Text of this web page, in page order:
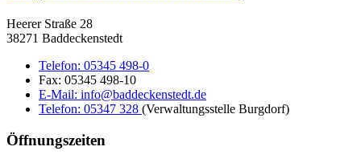
Heerer Straße 28
38271 Baddeckenstedt
Telefon: 05345 498-0
Fax: 05345 498-10
E-Mail: info@baddeckenstedt.de
Telefon: 05347 328 (Verwaltungsstelle Burgdorf)
Öffnungszeiten